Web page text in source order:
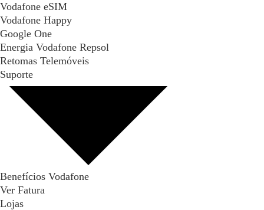
Vodafone eSIM
Vodafone Happy
Google One
Energia Vodafone Repsol
Retomas Telemóveis
Suporte
Benefícios Vodafone
Ver Fatura
Lojas